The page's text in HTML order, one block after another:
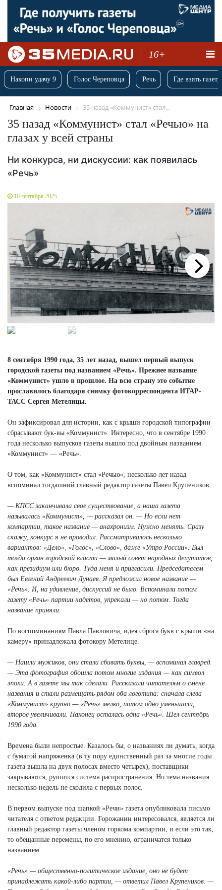
16+
Накопи удачу 9 Голос Череповца Речь Где взять
Главная Новости 35 назад «Коммунист» стал...
35 назад «Коммунист» стал «Речью» на
глазах у всей страны
Ни конкурса, ни дискуссии: как появилась
«Речь»
10 сентября 2025
Next
8 сентября 1990 года, 35 лет назад, вышел первый выпуск
городской газеты под названием «Речь». Прежнее название
«Коммунист» ушло в прошлое. На всю страну это событие
прославилось благодаря снимку фотокорреспондента ИТАР-
ТАСС Сергея Метелицы.
Он зафиксировал для истории, как с крыши городской типографии
сбрасывают бук-вы «Коммунист». Интересно, что в сентябре 1990
года несколько выпусков газеты вышло под двойным названием
«Коммунист» — «Речь».
О том, как «Коммунист» стал «Речью», несколько лет назад
вспоминал тогдашний главный редактор газеты Павел Крупеников.
— КПСС заканчивала свое существование, а наша газета
называлась «Коммунист», — рассказал он. — Но если нет
компартии, такое название — анахронизм. Нужно менять. Сразу
скажу, конкурс я не проводил. Рассматривалось несколько
вариантов: «Дело», «Голос», «Слово», даже «Утро России». Был
тогда орган городской власти — малый совет народных депутатов,
как президиум или бюро. Туда меня и пригласили. Председателем
был Евгений Андреевич Дунаев. Я предложил новое название —
«Речь». И, на удивление, дискуссий не было. Вспоминали потом
газету «Речь» партии кадетов, упрекали — но потом. Тогда
название приняли.
По воспоминаниям Павла Павловича, идея сброса букв с крыши «на
камеру» принадлежала фотокору Метелице.
— Нашли мужиков, они стали сбивать буквы, — вспоминал главред.
— Эта фотография обошла потом многие издания — как символ
эпохи. А в газете мы так сделали. Рассказали читателям о смене
названия и стали размещать рядом оба логотипа: сначала слева
«Коммунист» крупно — «Речь» мелко, потом одно уменьшали,
второе увеличивали. Наконец осталась одна «Речь». Шел сентябрь
1990 года.
Времена были непростые. Казалось бы, о названиях ли думать, когда
с бумагой напряженка (в ту пору единственный раз за многие годы
газета вышла на двух полосах вместо четырех), поставщики
закрываются, рушится система распространения. Но тема названия
несколько недель не сходила с первых полос.
В первом выпуске под шапкой «Речи» газета опубликовала письмо
читателя с ответом редакции. Горожанин интересовался, является ли
главный редактор газеты членом горкома компартии, и если это так,
то обещанные перемены, по его мнению, ограничатся только
названием.
«Речь» — общественно-политическое издание, оно не будет
принадлежать какой-либо партии, — ответил Павел Крупеников. —